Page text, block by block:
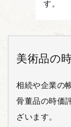
す。
美術品の
相続や企業の
骨董品の時価
ざいます。